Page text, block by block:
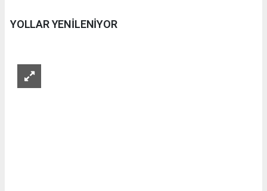
YOLLAR YENİLENİYOR